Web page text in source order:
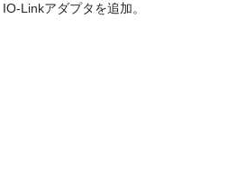
Linkアダプタを追加。